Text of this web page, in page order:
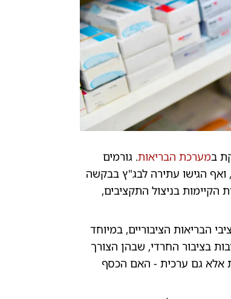
במערכת הבריאות. גורמים
ואף הגישו עתירה לבג"ץ בבקשה
בניצול התקציבים,
הבריאות הציבוריים, במיוחד
בציבור החרדי, שבהן הצורך
אלא גם ערכית - האם הכסף